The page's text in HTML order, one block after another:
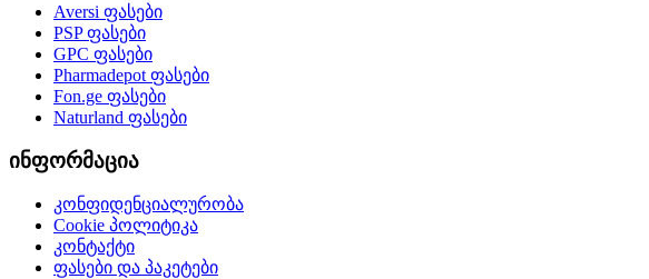
Aversi ფასები
PSPფასები
GPC ფასები
Pharmadepot ფასები
Fon.ge ფასები
Naturland ფასები
ინფორმაცია
კონფიდენციალურობა
Cookie პოლიტიკა
კონტაქტი
ფასები და პაკეტები